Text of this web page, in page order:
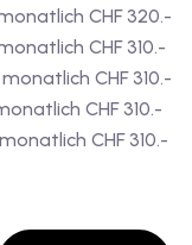
CHF 320.-
CHF 310.-
CHF 310.-
CHF 310.-
CHF 310.-